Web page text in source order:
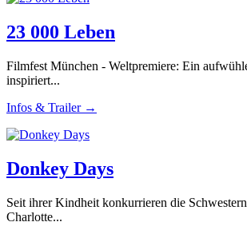
23 000 Leben
Filmfest München - Weltpremiere: Ein
inspiriert...
Infos & Trailer →
Donkey Days
Seit ihrer Kindheit konkurrieren die
Charlotte...